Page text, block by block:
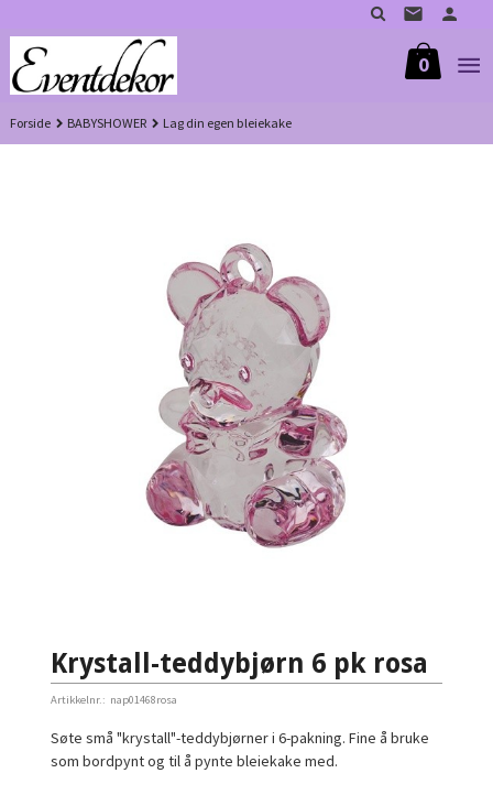
til
innholdet
0
Forside BABYSHOWER Lag din egen bleiekake
Krystall-teddybjørn 6 pk rosa
Artikkelnr.: nap01468rosa
Søte små "krystall"-teddybjørner i 6-pakning. Fine å bruke
som bordpynt og til å pynte bleiekake med.